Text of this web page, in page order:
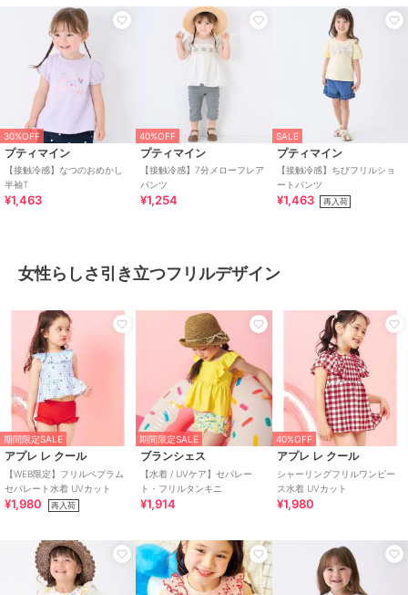
30%OFF
プティマイン
【接触冷感】なつのおめかし
半袖T
¥1,463
40%OFF
プティマイン
【接触冷感】7分メローフレア
パンツ
¥1,254
SALE
プティマイン
【接触冷感】ちびフリルショ
ートパンツ
¥1,463 再入荷
女性らしさ引き立つフリルデザイン
期間限定SALE
アプレ レ クール
【WEB限定】フリルペプラム
セパレート水着 UVカット
¥1,980 再入荷
期間限定SALE
ブランシェス
【水着 / UVケア】セパレー
ト・フリルタンキニ
¥1,914
40%OFF
アプレ レ クール
シャーリングフリルワンピー
ス水着 UVカット
¥1,980